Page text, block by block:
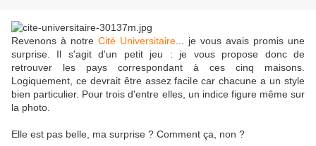
Revenons à notre Cité Universitaire ... je vous avais promis une
surprise. Il s'agit d'un petit jeu : je vous propose donc de
retrouver les pays correspondant à ces cinq maisons.
Logiquement, ce devrait être assez facile car chacune a un style
bien particulier. Pour trois d'entre elles, un indice figure même sur
la photo.
Elle est pas belle, ma surprise ? Comment ça, non ?